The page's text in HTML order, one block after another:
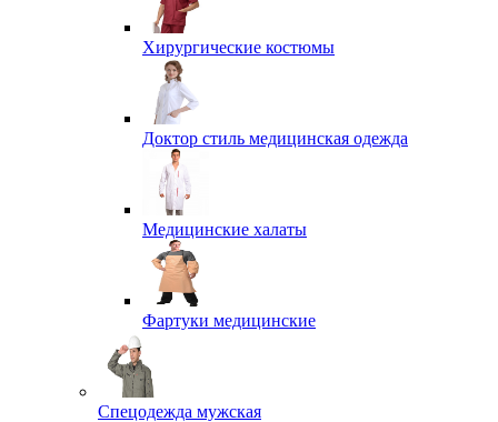
Хирургические костюмы
Доктор стиль медицинская одежда
Медицинские халаты
Фартуки медицинские
Спецодежда мужская